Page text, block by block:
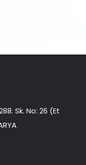
Sk. No: 26 (Et